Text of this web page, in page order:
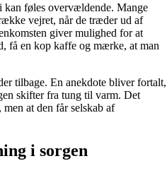
kan føles overvældende. Mange
vejret, når de træder ud af
giver mulighed for at
få en kop kaffe og mærke, at man
tilbage. En anekdote bliver fortalt,
skifter fra tung til varm. Det
at den får selskab af
i sorgen